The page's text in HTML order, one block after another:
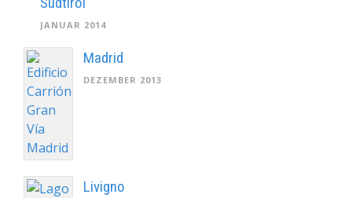
JANUAR 2014
Madrid
DEZEMBER 2013
Livigno